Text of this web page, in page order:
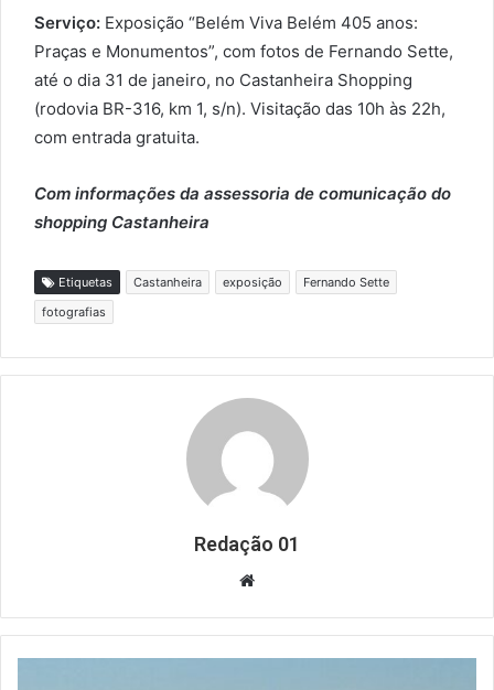
Serviço: Exposição “Belém Viva Belém 405 anos:
Praças e Monumentos”, com fotos de Fernando Sette,
até o dia 31 de janeiro, no Castanheira Shopping
(rodovia BR-316, km 1, s/n). Visitação das 10h às 22h,
com entrada gratuita.
Com informações da assessoria de comunicação do
shopping Castanheira
Etiquetas Castanheira exposição
Fernando Sette
fotografias
Redação 01
Website